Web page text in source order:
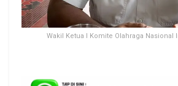
Wakil Ketua I Komite Olahraga Nasional